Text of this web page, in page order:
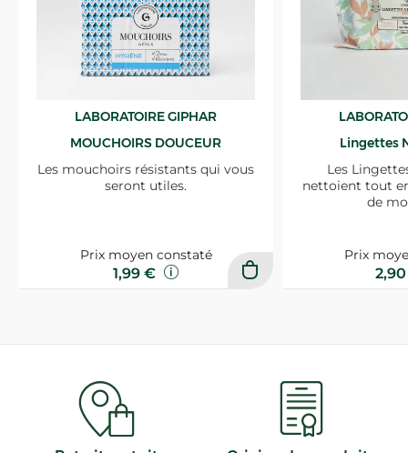
LABORATOIRE GIPHAR
MOUCHOIRS DOUCEUR
Les mouchoirs résistants qui vous
seront utiles.
Prix moyen constaté
1,99 €
Lingettes
Les
nettoient tout
de
Prix